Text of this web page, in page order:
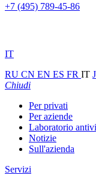
+7 (495) 789-45-86
IT
RU CN EN ES FR IT
Chiudi
Per privati
Per aziende
Laboratorio
Notizie
Sull'azienda
Servizi